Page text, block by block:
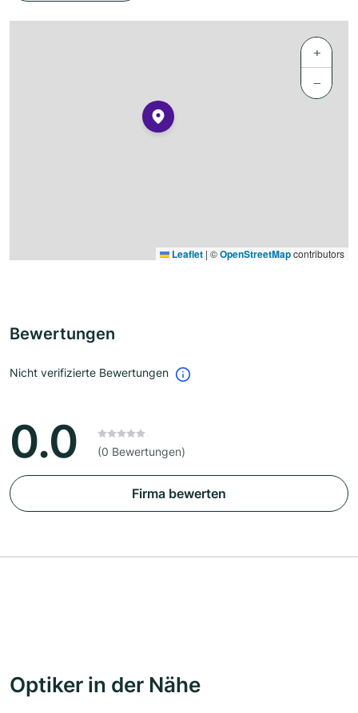
+
−
Leaflet | ©OpenStreetMapcontributors
Bewertungen
Nicht verifizierte Bewertungen
0.0 (0 Bewertungen)
Firma bewerten
Optiker in der Nähe